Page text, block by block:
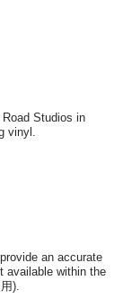
Studios in
vinyl.
an accurate
available within the
).